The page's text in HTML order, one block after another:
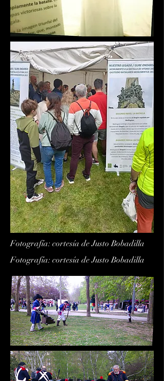
Fotografía: cortesía de Justo Bobadilla
Fotografía: cortesía de Justo Bobadilla